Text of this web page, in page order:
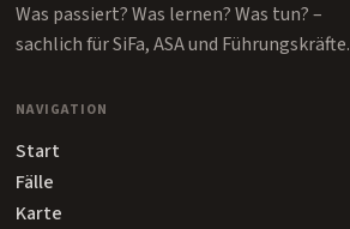
Was passiert? Was lernen? Was tun? –
sachlich für SiFa, ASA und Führungskräfte.
NAVIGATION
Start
Fälle
Karte